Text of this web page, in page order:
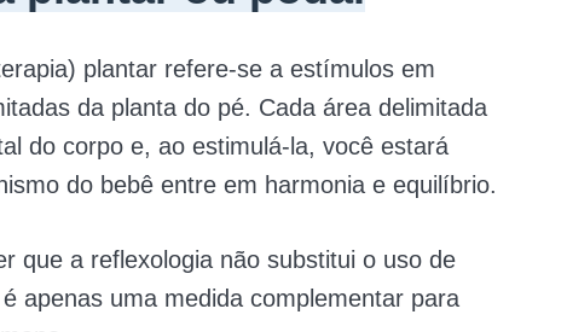
plantar refere-se a estímulos em
da planta do pé. Cada área delimitada
do corpo e, ao estimulá-la, você estará
do bebê entre em harmonia e equilíbrio.
que a reflexologia não substitui o uso de
apenas uma medida complementar para